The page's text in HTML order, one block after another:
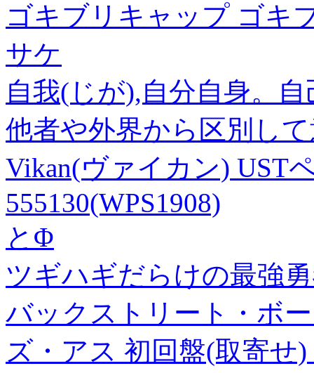
ゴキブリキャップ ゴキ
サケ
自我(じが),自分自身。
他者や外界から区別し
Vikan(ヴァイカン) UST
555130(WPS1908)
とΦ
ツギハギだらけの最強
バックストリート・ボ
ズ・アス 初回盤(取寄せ